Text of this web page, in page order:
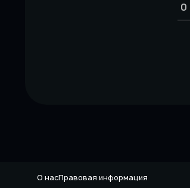
0
О насПравовая информация